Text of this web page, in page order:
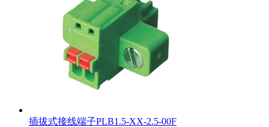
插拔式接线端子PLB1.5-XX-2.5-00F